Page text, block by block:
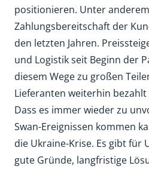
positionieren. Unter
Zahlungsbereitschaft der
den letzten Jahren.
und Logistik seit Beginn der
diesem Wege zu großen
Lieferanten weiterhin bezahlt
Dass es immer wieder zu
Swan-Ereignissen kommen
die Ukraine-Krise. Es gibt für
gute Gründe, langfristige